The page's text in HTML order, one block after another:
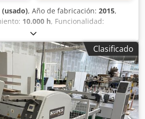
, Año de fabricación: 2015,
10.000 h, Funcionalidad:
, Vendemos una máquina Ludy
de chapas con sistema de
está diseñada para unir y apilar
de chapa en forma de rollo. Es
de chapas en la
materiales laminados y
la industria maderera. Diseño
y reducción de la manipulación de
Dx Io Sjf
Clasificado